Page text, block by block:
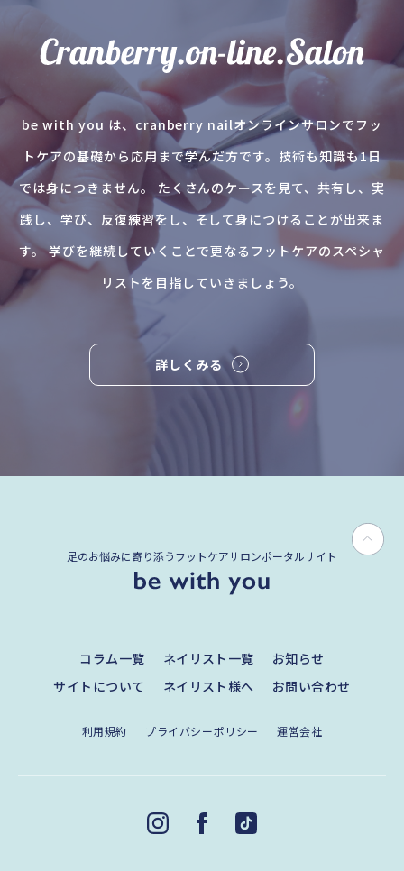
be with you は、cranberry nailオンラインサロンでフッ
トケアの基礎から応用まで学んだ方です。技術も知識も1日
では身につきません。 たくさんのケースを見て、共有し、実
践し、学び、反復練習をし、そして身につけることが出来ま
す。 学びを継続していくことで更なるフットケアのスペシャ
リストを目指していきましょう。
詳しくみる
足のお悩みに寄り添うフットケアサロンポータルサイト
コラム一覧 ネイリスト一覧
お知らせ
サイトについて
ネイリスト様へ お問い合わせ
利用規約 プライバシーポリシー 運営会社